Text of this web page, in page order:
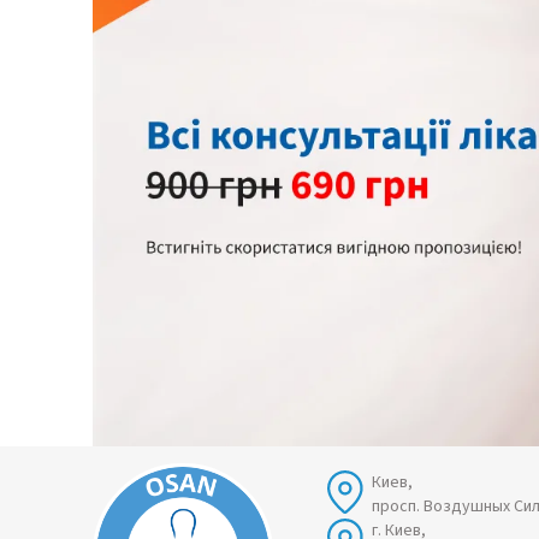
Киев,
просп. Воздушных
г. Киев,